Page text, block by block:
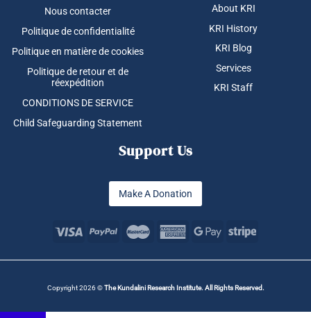
Nous contacter
Politique de confidentialité
Politique en matière de cookies
Politique de retour et de
réexpédition
CONDITIONS DE SERVICE
Child Safeguarding Statement
About KRI
KRI History
KRI Blog
Services
KRI Staff
Support Us
Make A Donation
Copyright 2026 ©The Kundalini Research Institute. All Rights Reserved.